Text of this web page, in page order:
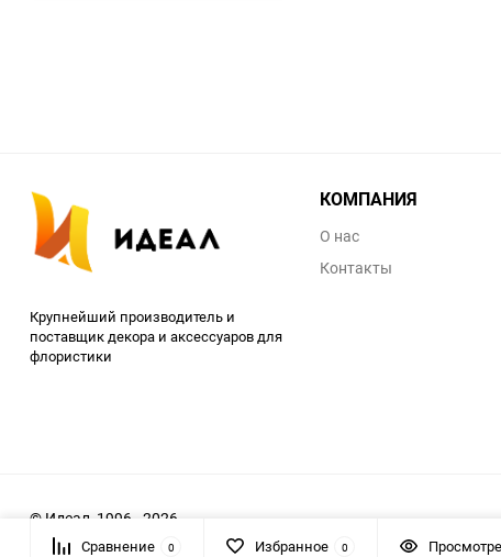
Крупнейший производитель и
поставщик декора и аксессуаров для
флористики
КОМПАНИЯ
О нас
Контакты
© Идеал, 1996 - 2026
Сравнение 0 Избранное 0